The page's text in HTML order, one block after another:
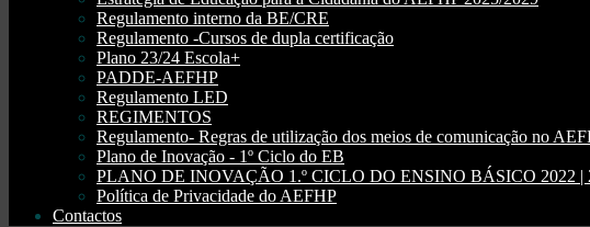
Regulamento interno da BE/CRE
Regulamento -Cursos de dupla certificação
Plano 23/24 Escola+
PADDE-AEFHP
Regulamento LED
REGIMENTOS
Regulamento- Regras de utilização dos meios de comunicação no
Plano de Inovação - 1º Ciclo do EB
PLANO DE INOVAÇÃO 1.º CICLO DO ENSINO BÁSICO 2022 |
Política de Privacidade do AEFHP
Contactos